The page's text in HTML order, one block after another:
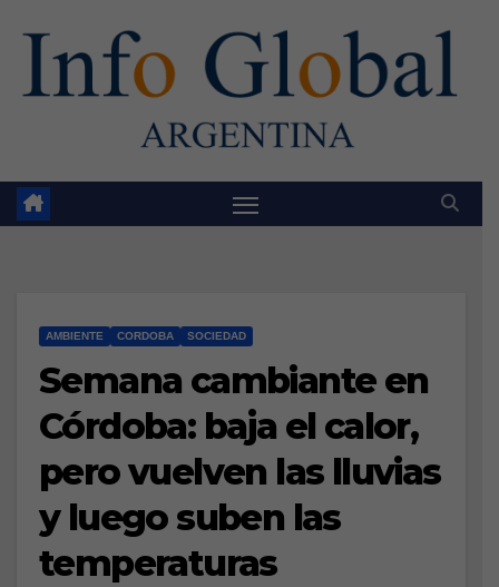
AMBIENTE CORDOBA SOCIEDAD
Semana cambiante en
Córdoba: baja el calor,
pero vuelven las lluvias
y luego suben las
temperaturas